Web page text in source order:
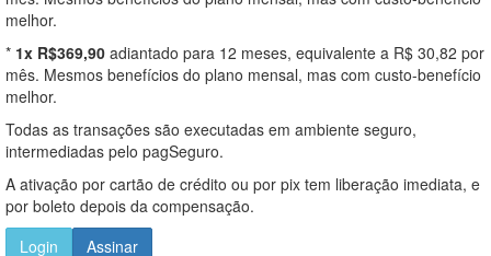
melhor.
* 1x R$369,90 adiantado para 12 meses, equivalente a R$ 30,82 por
mês. Mesmos benefícios do plano mensal, mas com custo-benefício
melhor.
Todas as transações são executadas em ambiente seguro,
intermediadas pelo pagSeguro.
A ativação por cartão de crédito ou por pix tem liberação imediata, e
por boleto depois da compensação.
Login
Assinar